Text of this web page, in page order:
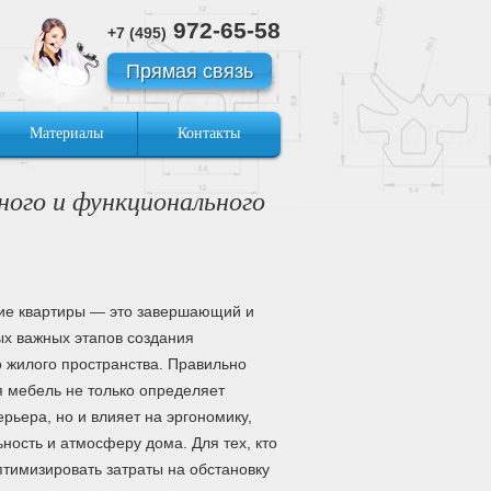
+7 (495) 972-65-58
Прямая связь
Материалы Контакты
и функционального
квартиры — это завершающий и
важных этапов создания
жилого пространства. Правильно
мебель не только определяет
но и влияет на эргономику,
и атмосферу дома. Для тех, кто
затраты на обстановку